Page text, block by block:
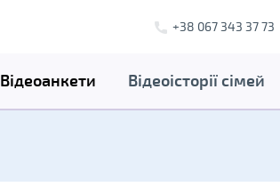
+38 067 343 37 73
Відеоанкети Відеоісторії сімей